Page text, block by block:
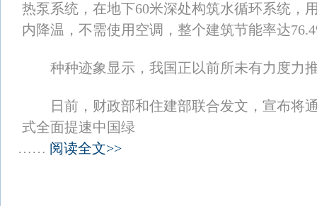
热泵系统，在地下60米深处构筑水循环系统，
内降温，不需使用空调，整个建筑节能率达
种种迹象显示，我国正以前所未有力度力
日前，财政部和住建部联合发文，宣布将
式全面提速中国绿
…… 阅读全文>>